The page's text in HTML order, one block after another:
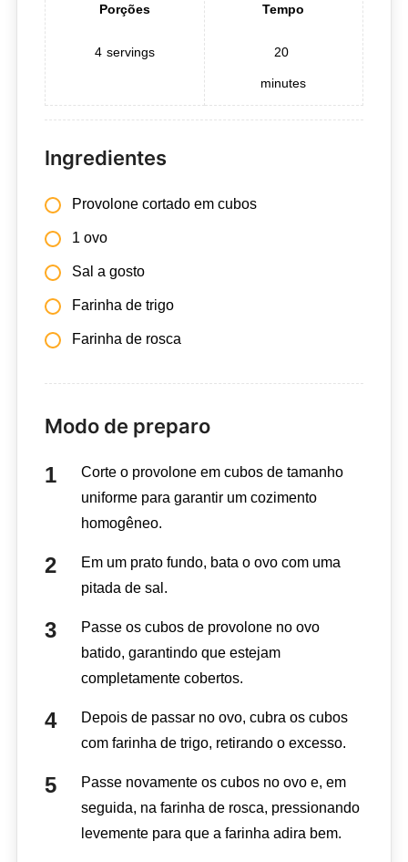
Porções
4 servings
Tempo
20
minutes
Ingredientes
Provolone cortado em cubos
1 ovo
Sal a gosto
Farinha de trigo
Farinha de rosca
Modo de preparo
Corte o provolone em cubos de tamanho
uniforme para garantir um cozimento
homogêneo.
Em um prato fundo, bata o ovo com uma
pitada de sal.
Passe os cubos de provolone no ovo
batido, garantindo que estejam
completamente cobertos.
Depois de passar no ovo, cubra os cubos
com farinha de trigo, retirando o excesso.
Passe novamente os cubos no ovo e, em
seguida, na farinha de rosca, pressionando
levemente para que a farinha adira bem.